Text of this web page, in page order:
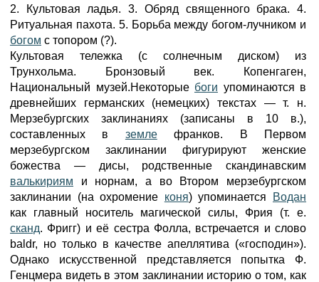
2. Культовая ладья. 3. Обряд священного брака. 4.
Ритуальная пахота. 5. Борьба между богом-лучником и
богом с топором (?).
Культовая тележка (с солнечным диском) из
Трунхольма. Бронзовый век. Копенгаген,
Национальный музей.Некоторые боги упоминаются в
древнейших германских (немецких) текстах — т. н.
Мерзебургских заклинаниях (записаны в 10 в.),
составленных в землефранков. В Первом
мерзебургском заклинании фигурируют женские
божества — дисы, родственные скандинавским
валькириям и норнам, а во Втором мерзебургском
заклинании (на охромение коня) упоминается
Водан
как главный носитель магической силы, Фрия (т. е.
сканд. Фригг) и её сестра Фолла, встречается и слово
baldr, но только в качестве апеллятива («господин»).
Однако искусственной представляется попытка Ф.
Генцмера видеть в этом заклинании историю о том, как